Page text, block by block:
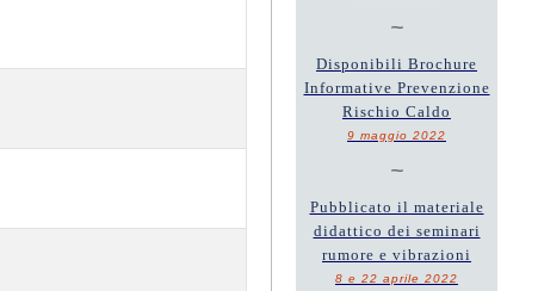
~
Disponibili Brochure
Informative Prevenzione
Rischio Caldo
9 maggio 2022
~
Pubblicato il materiale
didattico dei seminari
rumore e vibrazioni
8 e 22 aprile 2022